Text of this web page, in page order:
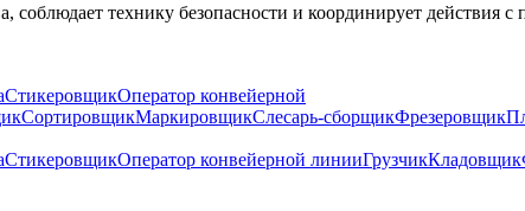
технику безопасности и координирует действия с
СтикеровщикОператор конвейерной
СортировщикМаркировщикСлесарь-сборщикФрезеровщик
СтикеровщикОператор конвейерной линииГрузчикКладовщик